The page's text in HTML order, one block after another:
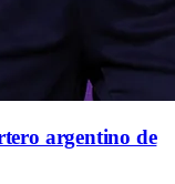
argentino de